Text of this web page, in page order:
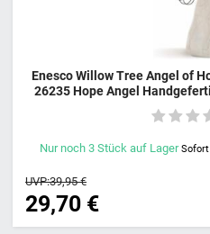
Enesco Willow Tree Angel of
26235 Hope Angel
Nur noch 3 Stück auf Lager
29,70 €
UVP:39,95 €